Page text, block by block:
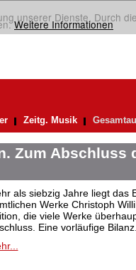
unserer Dienste. Durch
Weitere Informationen
Zeitg. Musik
Zum Abschluss
als siebzig Jahre liegt das
Werke Christoph
die viele Werke
Eine vorläufige